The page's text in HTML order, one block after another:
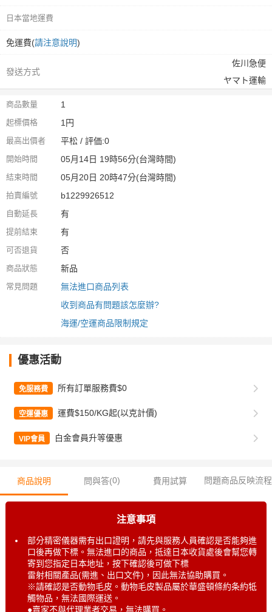
日本當地運費
免運費(請注意說明)
發送方式
佐川急便
ヤマト運輸
商品數量 1
起標價格 1円
最高出價者 平松 / 評価:0
開始時間 05月14日 19時56分(台灣時間)
結束時間 05月20日 20時47分(台灣時間)
拍賣編號 b1229926512
自動延長 有
提前結束 有
可否退貨 否
商品狀態 新品
常見問題
無法進口商品列表
收到商品有問題該怎麼辦?
海運/空運商品限制規定
優惠活動
免服務費 所有訂單服務費$0
空運優惠 運費$150/KG起(以克計價)
VIP會員 白金會員升等優惠
商品說明 問與答(0) 費用試算 問題商品反映流程
注意事項
部分精密儀器需有出口證明，請先與服務人員確認是否能夠進
口後再做下標。無法進口的商品，抵達日本收貨處後會幫您轉
寄到您指定日本地址，按下確認後可做下標
雷射相關產品(需進、出口文件)，因此無法協助購買。
※請確認是否動物毛皮。動物毛皮製品屬於華盛頓條約条約牴
觸物品，無法國際運送。
●賣家不與代理業者交易，無法購買。